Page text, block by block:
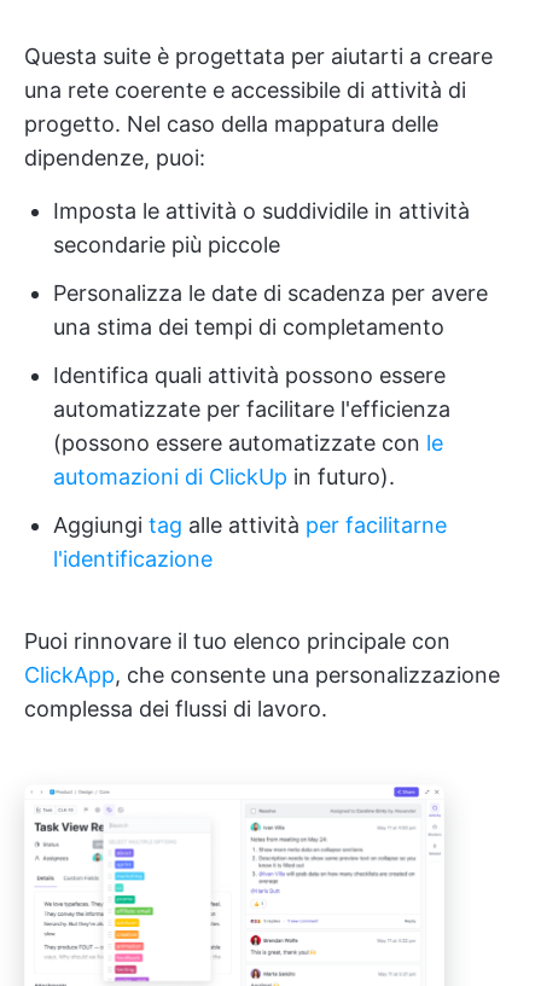
Questa suite è progettata per aiutarti a creare
una rete coerente e accessibile di attività di
progetto. Nel caso della mappatura delle
dipendenze, puoi:
Imposta le attività o suddividile in attività
secondarie più piccole
Personalizza le date di scadenza per avere
una stima dei tempi di completamento
Identifica quali attività possono essere
automatizzate per facilitare l'efficienza
(possono essere automatizzate con le
automazioni di ClickUp in futuro).
Aggiungi tag alle attività per facilitarne
l'identificazione
Puoi rinnovare il tuo elenco principale con
ClickApp, che consente una personalizzazione
complessa dei flussi di lavoro.